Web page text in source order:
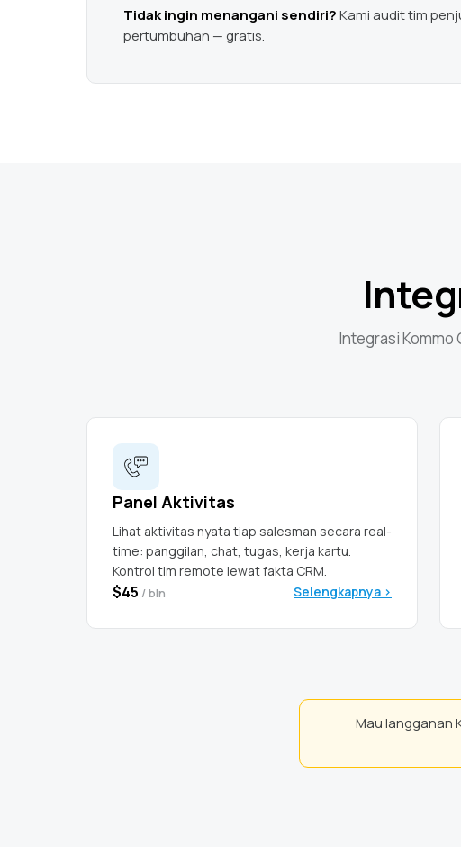
Tidak ingin menangani sendiri?Kami audit tim
pertumbuhan — gratis.
Integrasi Kommo
Panel Aktivitas
Lihat aktivitas nyata tiap salesman secara real-
time: panggilan, chat, tugas, kerja kartu.
Kontrol tim remote lewat fakta CRM.
$45 / bln Selengkapnya >
Mau langganan